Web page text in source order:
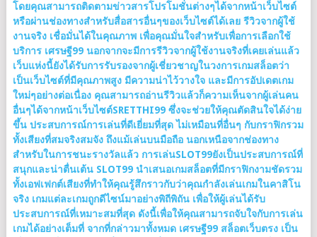
โดยคุณสามารถติดตามข่าวสารโปรโมชั่นต่างๆได้จากหน้าเว็บไซต์
หรือผ่านช่องทางสำหรับสื่อสารอื่นๆของเว็บไซต์ได้เลย รีวิวจากผู้ใช้
งานจริง เชื่อมั่นได้ในคุณภาพ เพื่อคุณมั่นใจสำหรับเพื่อการเลือกใช้
บริการ เศรษฐี99 นอกจากจะมีการรีวิวจากผู้ใช้งานจริงที่เคยเล่นแล้ว
เว็บแห่งนี้ยังได้รับการรับรองจากผู้เชี่ยวชาญในวงการเกมสล็อตว่า
เป็นเว็บไซต์ที่มีคุณภาพสูง มีความน่าไว้วางใจ และมีการอัปเดตเกม
ใหม่ๆอย่างต่อเนื่อง คุณสามารถอ่านรีวิวแล้วก็ความเห็นจากผู้เล่นคน
อื่นๆได้จากหน้าเว็บไซต์SRETTHI99 ซึ่งจะช่วยให้คุณตัดสินใจได้ง่าย
ขึ้น ประสบการณ์การเล่นที่ดีเยี่ยมที่สุด ไม่เหมือนที่อื่นๆ กับกราฟิกรวม
ทั้งเสียงที่สมจริงสมจัง ถึงแม้เล่นบนมือถือ นอกเหนือจากช่องทาง
สำหรับในการชนะรางวัลแล้ว การเล่นSLOT99ยังเป็นประสบการณ์ที่
สนุกและน่าตื่นเต้น SLOT99 นำเสนอเกมสล็อตที่มีกราฟิกงามชัดรวม
ทั้งเอฟเฟกต์เสียงที่ทำให้คุณรู้สึกราวกับว่าคุณกำลังเล่นเกมในคาสิโน
จริง เกมแต่ละเกมถูกดีไซน์มาอย่างพิถีพิถัน เพื่อให้ผู้เล่นได้รับ
ประสบการณ์ที่เหมาะสมที่สุด ดังนี้เพื่อให้คุณสามารถจับใจกับการเล่น
เกมได้อย่างเต็มที่ จากที่กล่าวมาทั้งหมด เศรษฐี99 สล็อตเว็บตรง เป็น